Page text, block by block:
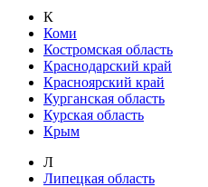
К
Коми
Костромская область
Краснодарский край
Красноярский край
Курганская область
Курская область
Крым
Л
Липецкая область